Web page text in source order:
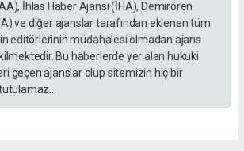
İhlas Haber Ajansı (İHA), Demirören
ve diğer ajanslar tarafından eklenen tüm
editörlerinin müdahalesi olmadan ajans
Bu haberlerde yer alan hukuki
geçen ajanslar olup sitemizin hiç bir